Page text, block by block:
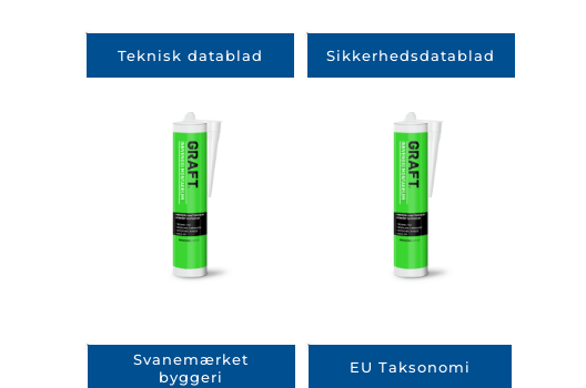
Teknisk datablad Sikkerhedsdatablad
Svanemærket
byggeri
EU Taksonomi